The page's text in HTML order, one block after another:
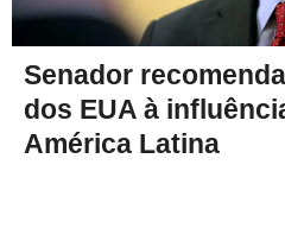
Senador
dos EUA à
América Latina